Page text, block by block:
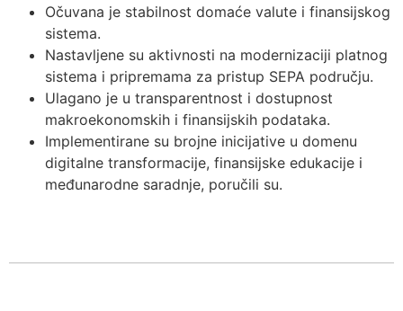
Očuvana je stabilnost domaće valute i finansijskog
sistema.
Nastavljene su aktivnosti na modernizaciji platnog
sistema i pripremama za pristup SEPA području.
Ulagano je u transparentnost i dostupnost
makroekonomskih i finansijskih podataka.
Implementirane su brojne inicijative u domenu
digitalne transformacije, finansijske edukacije i
međunarodne saradnje, poručili su.